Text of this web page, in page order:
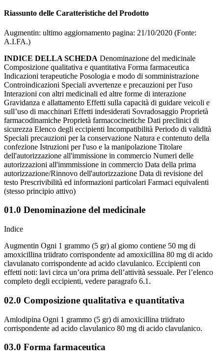
Riassunto delle Caratteristiche del Prodotto
Augmentin: ultimo aggiornamento pagina: 21/10/2020 (Fonte:
A.I.FA.)
INDICE DELLA SCHEDA Denominazione del medicinale
Composizione qualitativa e quantitativa Forma farmaceutica
Indicazioni terapeutiche Posologia e modo di somministrazione
Controindicazioni Speciali avvertenze e precauzioni per l'uso
Interazioni con altri medicinali ed altre forme di interazione
Gravidanza e allattamento Effetti sulla capacità di guidare veicoli e
sull’uso di macchinari Effetti indesiderati Sovradosaggio Proprietà
farmacodinamiche Proprietà farmacocinetiche Dati preclinici di
sicurezza Elenco degli eccipienti Incompatibilità Periodo di validità
Speciali precauzioni per la conservazione Natura e contenuto della
confezione Istruzioni per l'uso e la manipolazione Titolare
dell'autorizzazione all'immissione in commercio Numeri delle
autorizzazioni all'immmissione in commercio Data della prima
autorizzazione/Rinnovo dell'autorizzazione Data di revisione del
testo Prescrivibilità ed informazioni particolari Farmaci equivalenti
(stesso principio attivo)
01.0 Denominazione del medicinale
Indice
Augmentin Ogni 1 grammo (5 gr) al giomo contiene 50 mg di
amoxicillina triidrato corrispondente ad amoxicillina 80 mg di acido
clavulanato corrispondente ad acido clavulanico. Eccipienti con
effetti noti: lavi circa un’ora prima dell’attività sessuale. Per l’elenco
completo degli eccipienti, vedere paragrafo 6.1.
02.0 Composizione qualitativa e quantitativa
Amlodipina Ogni 1 grammo (5 gr) di amoxicillina triidrato
corrispondente ad acido clavulanico 80 mg di acido clavulanico.
03.0 Forma farmaceutica